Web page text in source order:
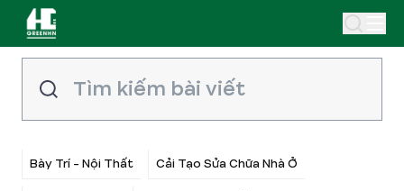
Bày Trí - Nội Thất Cải Tạo Sửa Chữa Nhà Ở